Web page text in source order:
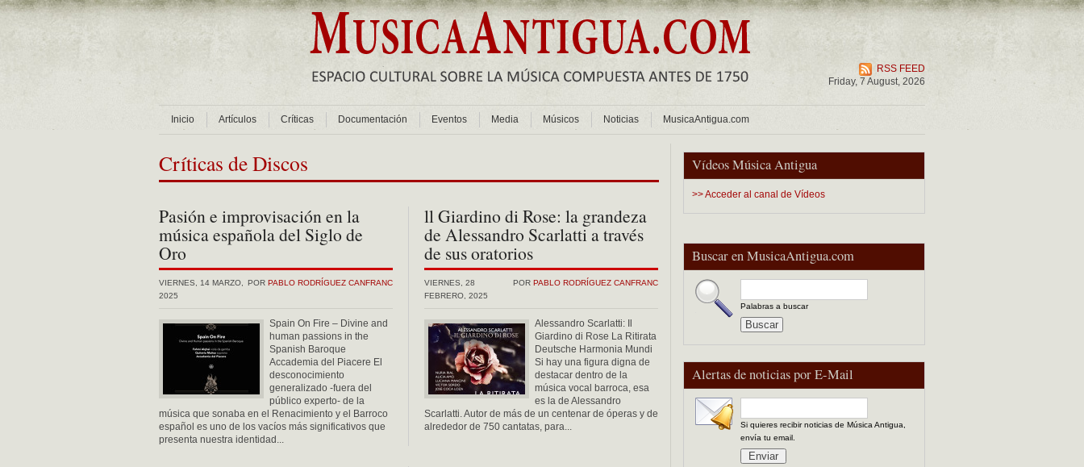
RSS FEED
Friday, 7 August, 2026
Inicio Artículos Críticas Documentación Eventos Media Músicos Noticias MusicaAntigua.com
Vídeos Música Antigua
>> Acceder al canal de Vídeos
Buscar en MusicaAntigua.com
Palabras a buscar
Alertas de noticias por E-Mail
Si quieres recibir noticias de Música Antigua,
envía tu email.
Críticas de Discos
Pasión e improvisación en la
música española del Siglo de
Oro
POR PABLO RODRÍGUEZ CANFRANC
VIERNES, 14 MARZO,
2025
Spain On Fire – Divine and
human passions in the
Spanish Baroque
Accademia del Piacere El
desconocimiento
generalizado -fuera del
público experto- de la
música que sonaba en el Renacimiento y el Barroco
español es uno de los vacíos más significativos que
presenta nuestra identidad...
ll Giardino di Rose: la grandeza
de Alessandro Scarlatti a través
de sus oratorios
POR PABLO RODRÍGUEZ CANFRANC
VIERNES, 28
FEBRERO, 2025
Alessandro Scarlatti: Il
Giardino di Rose La Ritirata
Deutsche Harmonia Mundi
Si hay una figura digna de
destacar dentro de la
música vocal barroca, esa
es la de Alessandro
Scarlatti. Autor de más de un centenar de óperas y de
alrededor de 750 cantatas, para...